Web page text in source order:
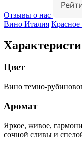
Отзывы о нас
Вино Италия Красное
Цвет
Вино темно-
Аромат
Яркое, живое,
сочной сливы и